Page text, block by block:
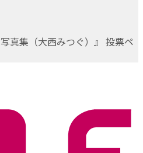
真集（大西みつぐ）』 投票ペ